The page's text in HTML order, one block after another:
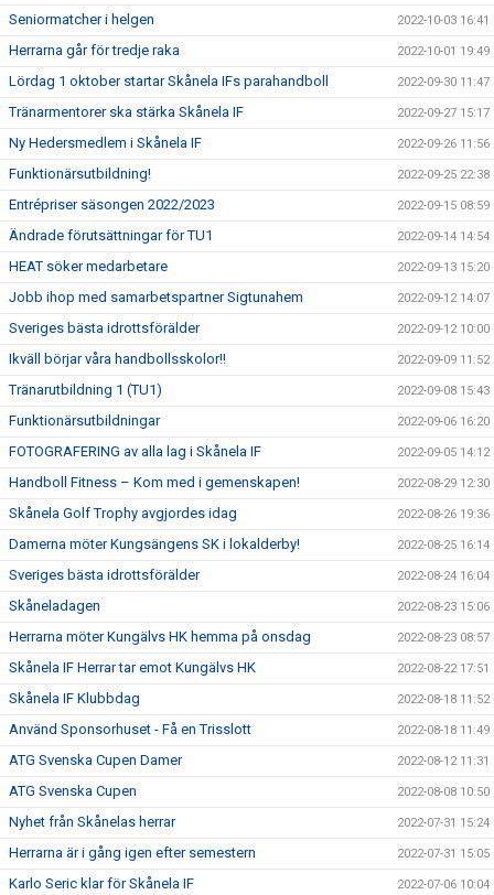
Seniormatcher i helgen 2022-10-03 16:41
Herrarna går för tredje raka 2022-10-01 19:49
Lördag 1 oktober startar Skånela IFs parahandboll 2022-09-30 11:47
Tränarmentorer ska stärka Skånela IF 2022-09-27 15:17
Ny Hedersmedlem i Skånela IF 2022-09-26 11:56
Funktionärsutbildning! 2022-09-25 22:38
Entrépriser säsongen 2022/2023 2022-09-15 08:59
Ändrade förutsättningar för TU1 2022-09-14 14:54
HEAT söker medarbetare 2022-09-13 15:20
Jobb ihop med samarbetspartner Sigtunahem 2022-09-12 14:07
Sveriges bästa idrottsförälder 2022-09-12 10:00
Ikväll börjar våra handbollsskolor!! 2022-09-09 11:52
Tränarutbildning 1 (TU1) 2022-09-08 15:43
Funktionärsutbildningar 2022-09-06 16:20
FOTOGRAFERING av alla lag i Skånela IF 2022-09-05 14:12
Handboll Fitness – Kom med i gemenskapen! 2022-08-29 12:30
Skånela Golf Trophy avgjordes idag 2022-08-26 19:36
Damerna möter Kungsängens SK i lokalderby! 2022-08-25 16:14
Sveriges bästa idrottsförälder 2022-08-24 16:04
Skåneladagen 2022-08-23 15:06
Herrarna möter Kungälvs HK hemma på onsdag 2022-08-23 08:57
Skånela IF Herrar tar emot Kungälvs HK 2022-08-22 17:51
Skånela IF Klubbdag 2022-08-18 11:52
Använd Sponsorhuset - Få en Trisslott 2022-08-18 11:49
ATG Svenska Cupen Damer 2022-08-12 11:31
ATG Svenska Cupen 2022-08-08 10:50
Nyhet från Skånelas herrar 2022-07-31 15:24
Herrarna är i gång igen efter semestern 2022-07-31 15:05
Karlo Seric klar för Skånela IF 2022-07-06 10:04